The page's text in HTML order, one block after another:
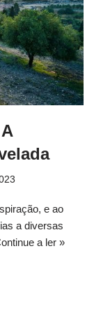
e ao
a diversas
a ler »